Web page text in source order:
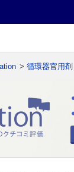
> 循環器官用剤